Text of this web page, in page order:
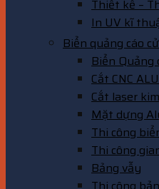
Thiết kế –
In UV kĩ
Biển quảng cáo
Biển Quảng
Cắt CNC
Cắt laser
Mặt dựng
Thi công
Thi công
Bảng vẫy